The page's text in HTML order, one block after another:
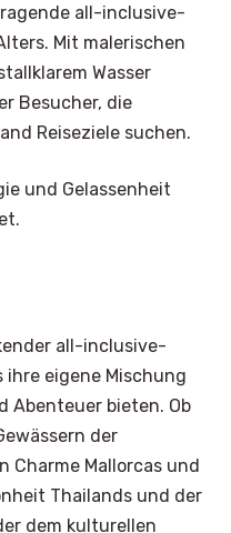
all-inclusive-
Mit malerischen
Wasser
Besucher, die
Reiseziele suchen.
und Gelassenheit
all-inclusive-
ihre eigene Mischung
Abenteuer bieten. Ob
der
Charme Mallorcas und
Thailands und der
dem kulturellen
×